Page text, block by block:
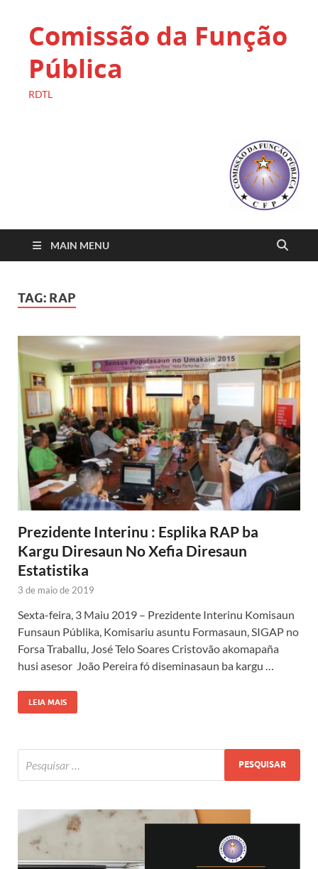
Comissão da Função
Pública
RDTL
MAIN MENU
TAG: RAP
Prezidente Interinu : Esplika RAP ba
Kargu Diresaun No Xefia Diresaun
Estatistika
3 de maio de 2019
Sexta-feira, 3 Maiu 2019 – Prezidente Interinu Komisaun
Funsaun Públika, Komisariu asuntu Formasaun, SIGAP no
Forsa Traballu, José Telo Soares Cristovão akomapaña
husi asesor João Pereira fó diseminasaun ba kargu …
LEIA MAIS